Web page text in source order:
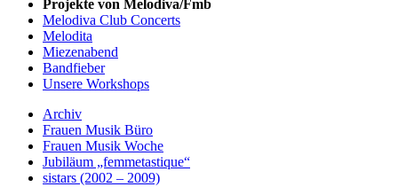
Projekte von Melodiva/Fmb
Melodiva Club Concerts
Melodita
Miezenabend
Bandfieber
Unsere Workshops
Archiv
Frauen Musik Büro
Frauen Musik Woche
Jubiläum „femmetastique“
sistars (2002 – 2009)